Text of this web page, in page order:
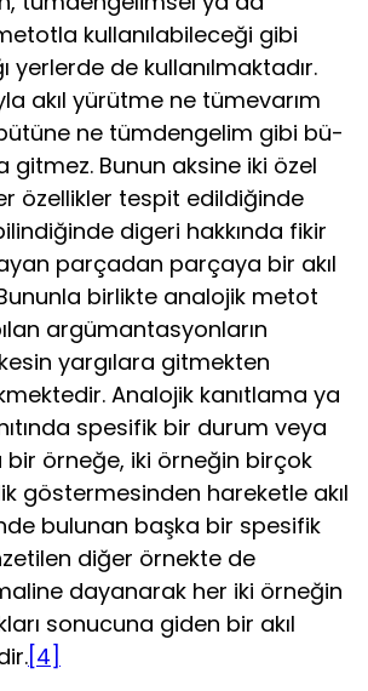
kullanılabileceği gibi
yerlerde de kullanılmaktadır.
akıl yürütme ne tümevarım
ne tümdengelim gibi bü­
Bunun aksine iki özel
özellikler tespit edildiğinde
digeri hakkında fikir
parçadan parçaya bir akıl
birlikte analojik metot
argümantasyonların
yargı­lara gitmekten
Analojik kanıtlama ya
spesifik bir durum veya
örneğe, iki örneğin birçok
göster­mesinden hareketle akıl
bulunan başka bir spesifik
diğer örnekte de
dayanarak her iki örneğin
sonucuna giden bir akıl
[4]